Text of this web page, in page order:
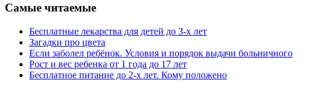
Самые читаемые
Бесплатные лекарства для детей до 3-х лет
Загадки про цвета
Если заболел ребёнок. Условия и порядок выдачи больничного
Рост и вес ребенка от 1 года до 17 лет
Бесплатное питание до 2-х лет. Кому положено